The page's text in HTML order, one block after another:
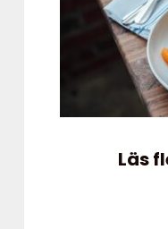
Läs